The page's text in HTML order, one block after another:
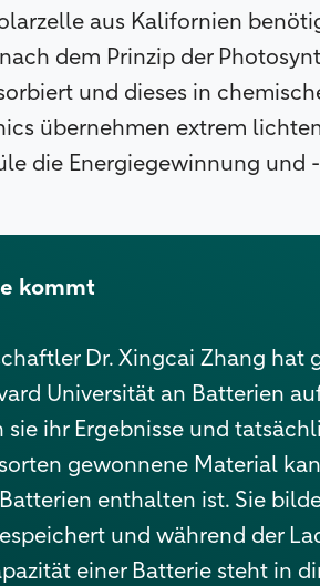
aus Kalifornien
dem Prinzip der
und dieses in
übernehmen extrem
die Energiegewinnung und
kommt
Dr. Xingcai Zhang hat
Universität an Batterien
ihr Ergebnisse und
gewonnene Material
enthalten ist. Sie
und während der
einer Batterie steht in